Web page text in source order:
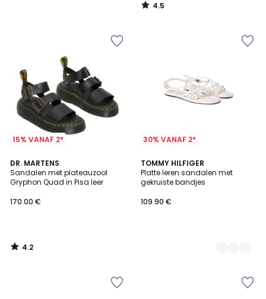
4.5
/
15% VANAF 2*
DR. MARTENS
Sandalen met plateauzool
Gryphon Quad in Pisa leer
170.00 €
4.2
/ 5
4.2
/
30% VANAF 2*
TOMMY HILFIGER
Platte leren sandalen met
gekruiste bandjes
109.90 €
2
Kleuren